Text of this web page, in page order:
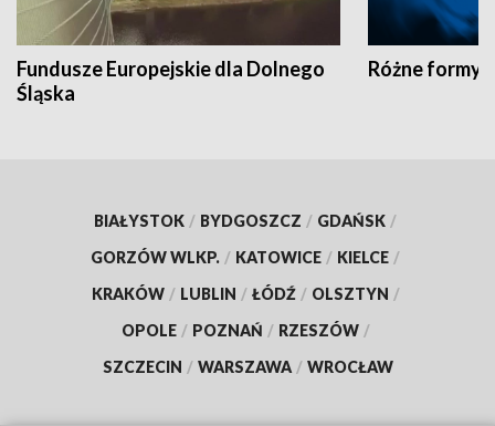
Fundusze Europejskie dla Dolnego
Śląska
Różne formy
BIAŁYSTOK / BYDGOSZCZ / GDAŃSK /
GORZÓW WLKP. / KATOWICE / KIELCE /
KRAKÓW / LUBLIN / ŁÓDŹ / OLSZTYN /
OPOLE / POZNAŃ / RZESZÓW /
SZCZECIN / WARSZAWA / WROCŁAW